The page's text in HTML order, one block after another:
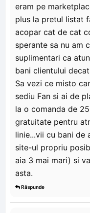
eram pe
plus la pretul listat
acopar cat de cat
sperante sa nu am
suplimentari ca
bani clientului
Sa vezi ce misto
sediu Fan si ai de
la o comanda de
gratuitate pentru
linie...vii cu bani de
site-ul propriu
aia 3 mai mari) si
asta.
Răspunde